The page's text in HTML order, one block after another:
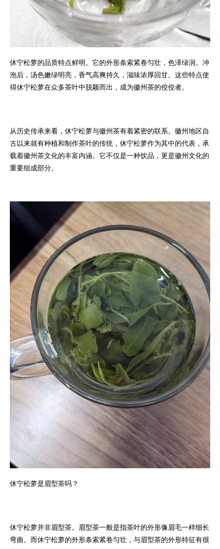
休宁松萝的品质特点鲜明。它的外形条索紧卷匀壮，色泽绿润。冲
泡后，汤色嫩绿明亮，香气高爽持久，滋味浓厚回甘。这些特点使
得休宁松萝在众多茶叶中脱颖而出，成为徽州茶的佼佼者。
从历史传承来看，休宁松萝与徽州茶有着紧密的联系。徽州地区自
古以来就有种植和制作茶叶的传统，休宁松萝作为其中的代表，承
载着徽州茶文化的丰富内涵。它不仅是一种饮品，更是徽州文化的
重要组成部分。
休宁松萝是眉型茶吗？
休宁松萝并非眉型茶。眉型茶一般是指茶叶的外形像眉毛一样细长
弯曲。而休宁松萝的外形条索紧卷匀壮，与眉型茶的外形特征有很